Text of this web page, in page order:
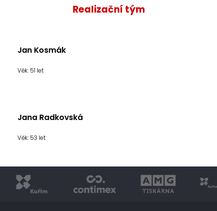
Realizační tým
Jan Kosmák
Věk: 51 let
Jana Radkovská
Věk: 53 let